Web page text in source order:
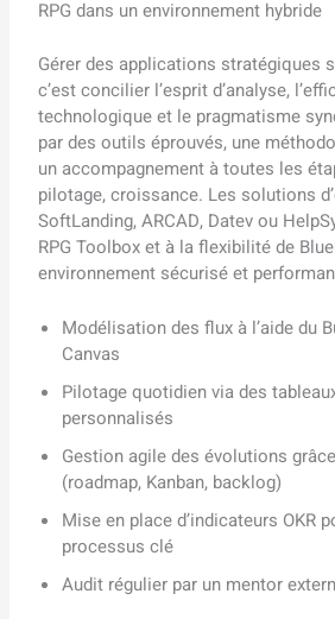
RPG dans un environnement hybride
Gérer des applications stratégiques
c’est concilier l’esprit d’analyse,
technologique et le pragmatisme
par des outils éprouvés, une
un accompagnement à toutes les
pilotage, croissance. Les solutions
SoftLanding, ARCAD, Datev ou
RPG Toolbox et à la flexibilité de
environnement sécurisé et
Modélisation des flux à l’aide du
Canvas
Pilotage quotidien via des
personnalisés
Gestion agile des évolutions
(roadmap, Kanban, backlog)
Mise en place d’indicateurs OKR
processus clé
Audit régulier par un mentor